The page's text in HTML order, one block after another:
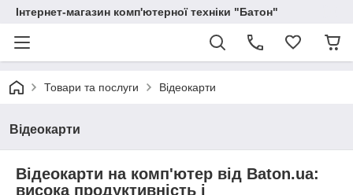
Інтернет-магазин комп'ютерної техніки "Батон"
Товари та послуги Відеокарти
Відеокарти
Відеокарти на комп'ютер від Baton.ua:
висока продуктивність і